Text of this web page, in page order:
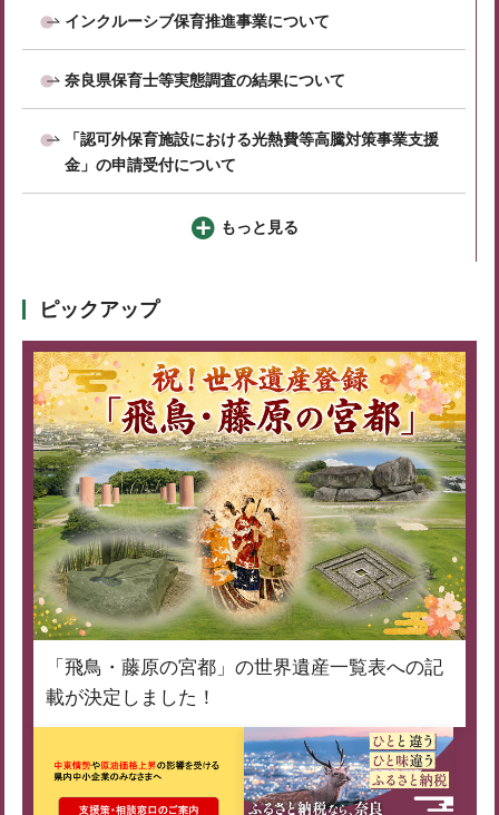
インクルーシブ保育推進事業について
奈良県保育士等実態調査の結果について
「認可外保育施設における光熱費等高騰対策事業支援
金」の申請受付について
もっと見る
ピックアップ
「飛鳥・藤原の宮都」の世界遺産一覧表への記
載が決定しました！